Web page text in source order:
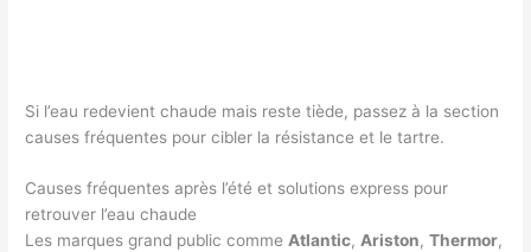
Si l’eau redevient chaude mais reste tiède, passez à la section
causes fréquentes pour cibler la résistance et le tartre.
Causes fréquentes après l’été et solutions express pour
retrouver l’eau chaude
Les marques grand public commeAtlantic,Ariston,Thermor,